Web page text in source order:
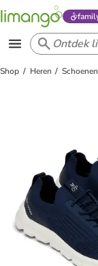
Shop Heren Schoenen